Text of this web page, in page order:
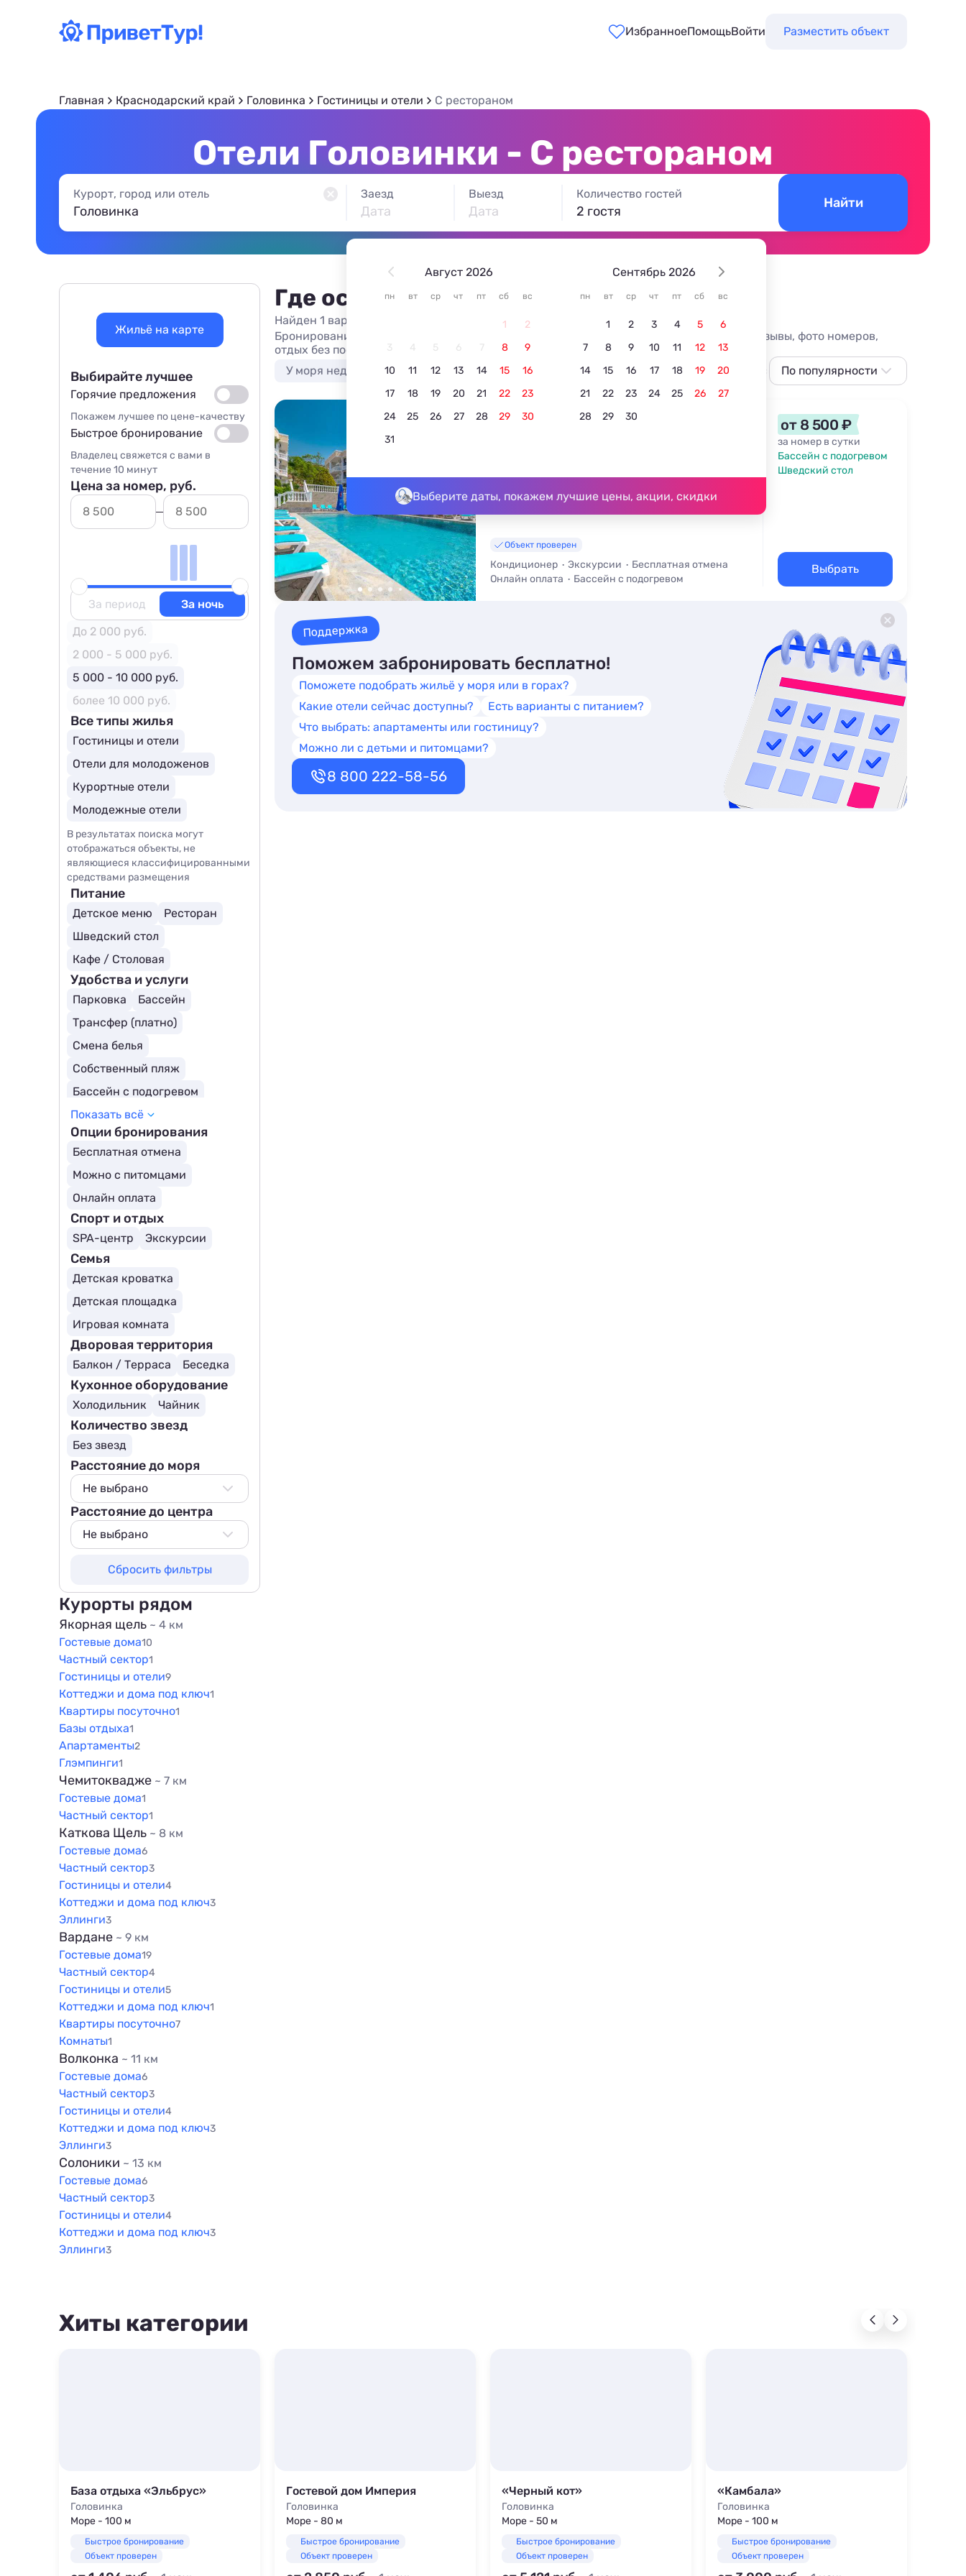
ИзбранноеПомощьВойти Разместить объект
Главная Краснодарский край Головинка Гостиницы и отели С рестораном
Отели Головинки - С рестораном
Курорт, город или отель Заезд
Дата
Выезд
Дата
Август 2026
пн вт ср чт пт сб вс
1
2
3
4 5 6 7 8
9
10
11 12 13 14 15
16
17
18 19 20 21 22
23
24
25 26 27 28 29
30
31
Сентябрь 2026
пн вт ср чт пт сб вс
1 2 3 4 5
6
7
8 9 10 11 12
13
14
15 16 17 18 19
20
21
22 23 24 25 26
27
28
29 30
Выберите даты, покажем лучшие цены, акции, скидки
Количество гостей
2 гостя
Найти
Где остановиться в Головинке
Найден 1 вариант жилья из 1
Бронирование отеля в Головинке с рестораном в 2026. Гостиницы Головинки, цены, отзывы, фото номеров,
отдых без посредников.
У моря недорого
У моря С бассейном Недорого С питанием С собственным пляжем
По популярности
Сначала дешевле
Сначала дороже
Ближе к морю
Семейный парк-отель
Головинка, Торговая 77/1
До моря - 300 м • До центра - 637 м
Объект проверен
Кондиционер Экскурсии
Бесплатная отмена
Онлайн оплата
Бассейн с подогревом
от 8 500 ₽
за номер в сутки
Бассейн с подогревом
Шведский стол
Выбрать
Поддержка
Поможем забронировать бесплатно!
Поможете подобрать жильё у моря или в горах?
Какие отели сейчас доступны?
Есть варианты с питанием?
Что выбрать: апартаменты или гостиницу?
Можно ли с детьми и питомцами?
8 800 222-58-56
Жильё на карте
Выбирайте лучшее
Горячие предложения
Покажем лучшее по цене-качеству
Быстрое бронирование
Владелец свяжется с вами в
течение 10 минут
Цена за номер, руб.
За период
За ночь
До 2 000 руб.
2 000 - 5 000 руб.
5 000 - 10 000 руб.
более 10 000 руб.
Все типы жилья
Гостиницы и отели
Отели для молодоженов
Курортные отели
Молодежные отели
В результатах поиска могут
отображаться объекты, не
являющиеся классифицированными
средствами размещения
Питание
Детское меню
Ресторан
Шведский стол
Кафе / Столовая
Удобства и услуги
Парковка
Бассейн
Трансфер (платно)
Смена белья
Собственный пляж
Бассейн с подогревом
Крытый бассейн
Открытый бассейн
Охраняемая территория
Детский бассейн
Показать всё
Опции бронирования
Бесплатная отмена
Можно с питомцами
Онлайн оплата
Спорт и отдых
SPA-центр Экскурсии
Семья
Детская кроватка
Детская площадка
Игровая комната
Дворовая территория
Балкон / Терраса Беседка
Кухонное оборудование
Холодильник Чайник
Количество звезд
Без звезд
Расстояние до моря
Не выбрано
Не выбрано
500 м
1000 м
1500 м
Расстояние до центра
Не выбрано
1000 м
1500 м
Сбросить фильтры
Курорты рядом
Якорная щель ~ 4 км
Гостевые дома10
Частный сектор1
Гостиницы и отели9
Коттеджи и дома под ключ1
Квартиры посуточно1
Базы отдыха1
Апартаменты2
Глэмпинги1
Чемитоквадже ~ 7 км
Гостевые дома1
Частный сектор1
Каткова Щель ~ 8 км
Гостевые дома6
Частный сектор3
Гостиницы и отели4
Коттеджи и дома под ключ3
Эллинги3
Вардане ~ 9 км
Гостевые дома19
Частный сектор4
Гостиницы и отели5
Коттеджи и дома под ключ1
Квартиры посуточно7
Комнаты1
Волконка ~ 11 км
Гостевые дома6
Частный сектор3
Гостиницы и отели4
Коттеджи и дома под ключ3
Эллинги3
Солоники ~ 13 км
Гостевые дома6
Частный сектор3
Гостиницы и отели4
Коттеджи и дома под ключ3
Эллинги3
Хиты категории
База отдыха «Эльбрус»
Головинка
Море - 100 м
Быстрое бронирование
Объект проверен
Гостевой дом Империя
Головинка
Море - 80 м
Быстрое бронирование
Объект проверен
«Черный кот»
Головинка
Море - 50 м
Быстрое бронирование
Объект проверен
«Камбала»
Головинка
Море - 100 м
Быстрое бронирование
Объект проверен